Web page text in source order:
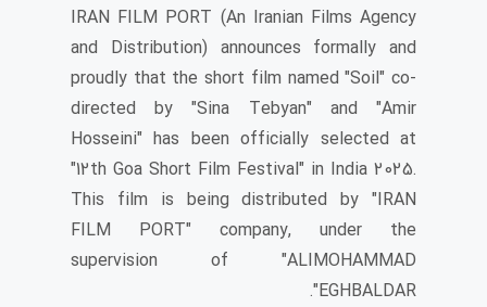
IRAN FILM PORT (An Iranian Films Agency
and Distribution) announces formally and
proudly that the short film named "Soil" co-
directed by "Sina Tebyan" and "Amir
Hosseini" has been officially selected at
"12th Goa Short Film Festival" in India 2025.
This film is being distributed by "IRAN
FILM PORT" company, under the
supervision of "ALIMOHAMMAD
EGHBALDAR".